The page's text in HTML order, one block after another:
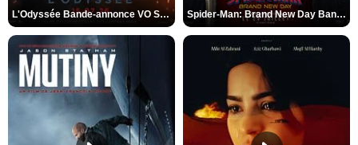
L'Odyssée Bande-annonce VO STFR Spider-Man: Brand New Day Bande-annonce VO STFR